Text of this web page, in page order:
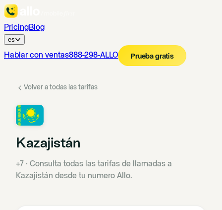
PricingBlog
es
Hablar con ventas888-298-ALLO Prueba gratis
Volver a todas las tarifas
Kazajistán
+7 · Consulta todas las tarifas de llamadas a
Kazajistán desde tu numero Allo.